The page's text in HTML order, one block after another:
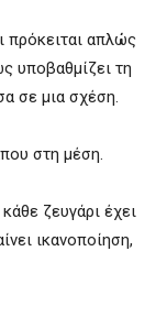
πρόκειται απλώς
υποβαθμίζει τη
σε μια σχέση.
στη μέση.
ζευγάρι έχει
ικανοποίηση,